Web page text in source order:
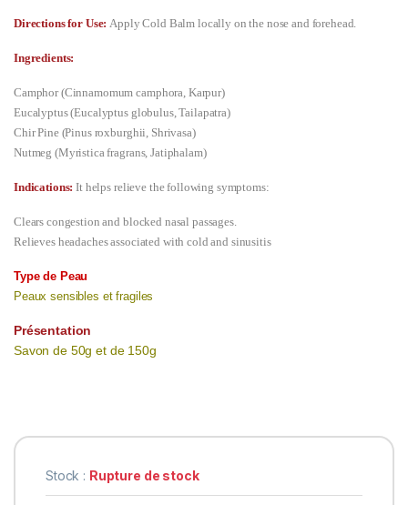
Directions for Use:Apply Cold Balm locally on the nose and forehead.
Ingredients:
Camphor (Cinnamomum camphora, Karpur)
Eucalyptus (Eucalyptus globulus, Tailapatra)
Chir Pine (Pinus roxburghii, Shrivasa)
Nutmeg (Myristica fragrans, Jatiphalam)
Indications:It helps relieve the following symptoms:
Clears congestion and blocked nasal passages.
Relieves headaches associated with cold and sinusitis
Type de Peau
Peaux sensibles et fragiles
Présentation
Savon de 50g et de 150g
Stock : Rupture de stock